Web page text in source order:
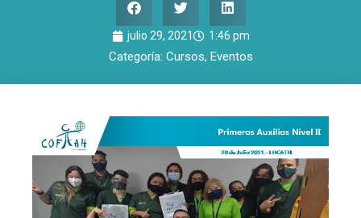
julio 29, 2021 1:46 pm
Categoría: Cursos, Eventos